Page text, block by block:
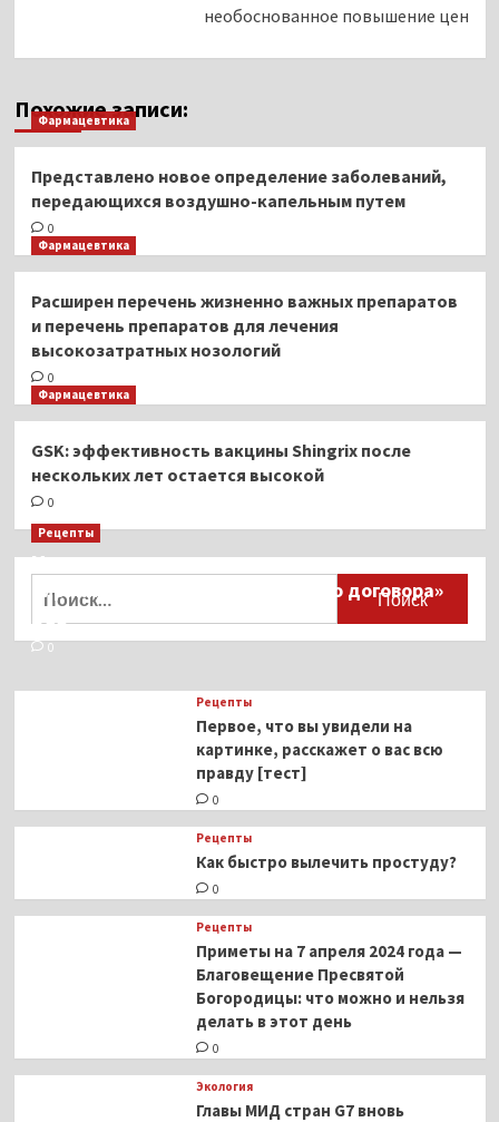
необоснованное повышение цен
Похожие записи:
Фармацевтика
Представлено новое определение заболеваний,
передающихся воздушно-капельным путем
0
Фармацевтика
Расширен перечень жизненно важных препаратов
и перечень препаратов для лечения
высокозатратных нозологий
0
Фармацевтика
GSK: эффективность вакцины Shingrix после
нескольких лет остается высокой
0
Рецепты
Миллионы японцев восстают против
тиранического «Пандемического договора»
ВОЗ
0
Рецепты
Первое, что вы увидели на
картинке, расскажет о вас всю
правду [тест]
0
Рецепты
Как быстро вылечить простуду?
0
Рецепты
Приметы на 7 апреля 2024 года —
Благовещение Пресвятой
Богородицы: что можно и нельзя
делать в этот день
0
Экология
Главы МИД стран G7 вновь